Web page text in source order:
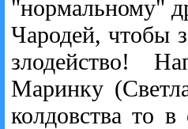
"нормальному"
Чародей, чтобы
злодейство!
Маринку
колдовства то